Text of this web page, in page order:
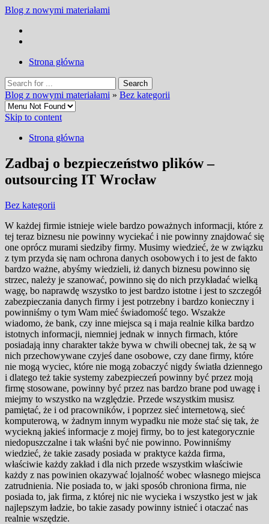
Blog z nowymi materiałami
Strona główna
Blog z nowymi materiałami » Bez kategorii
Skip to content
Strona główna
Zadbaj o bezpieczeństwo plików –
outsourcing IT Wrocław
Bez kategorii
W każdej firmie istnieje wiele bardzo poważnych informacji, które z
tej teraz biznesu nie powinny wyciekać i nie powinny znajdować się
one oprócz murami siedziby firmy. Musimy wiedzieć, że w związku
z tym przyda się nam ochrona danych osobowych i to jest de fakto
bardzo ważne, abyśmy wiedzieli, iż danych biznesu powinno się
strzec, należy je szanować, powinno się do nich przykładać wielką
wagę, bo naprawdę wszystko to jest bardzo istotne i jest to szczegół
zabezpieczania danych firmy i jest potrzebny i bardzo konieczny i
powinniśmy o tym Wam mieć świadomość tego. Wszakże
wiadomo, że bank, czy inne miejsca są i maja realnie kilka bardzo
istotnych informacji, niemniej jednak w innych firmach, które
posiadają inny charakter także bywa w chwili obecnej tak, że są w
nich przechowywane czyjeś dane osobowe, czy dane firmy, które
nie mogą wyciec, które nie mogą zobaczyć nigdy światła dziennego
i dlatego też takie systemy zabezpieczeń powinny być przez moją
firmę stosowane, powinny być przez nas bardzo brane pod uwagę i
miejmy to wszystko na względzie. Przede wszystkim musisz
pamiętać, że i od pracowników, i poprzez sieć internetową, sieć
komputerową, w żadnym innym wypadku nie może stać się tak, że
wyciekną jakieś informacje z mojej firmy, bo to jest kategorycznie
niedopuszczalne i tak właśni być nie powinno. Powinniśmy
wiedzieć, że takie zasady posiada w praktyce każda firma,
właściwie każdy zakład i dla nich przede wszystkim właściwie
każdy z nas powinien okazywać lojalność wobec własnego miejsca
zatrudnienia. Nie posiada to, w jaki sposób chroniona firma, nie
posiada to, jak firma, z której nic nie wycieka i wszystko jest w jak
najlepszym ładzie, bo takie zasady powinny istnieć i otaczać nas
realnie wszędzie.